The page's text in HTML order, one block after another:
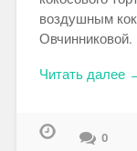
воздушным
Овчинниковой.
Читать далее
0